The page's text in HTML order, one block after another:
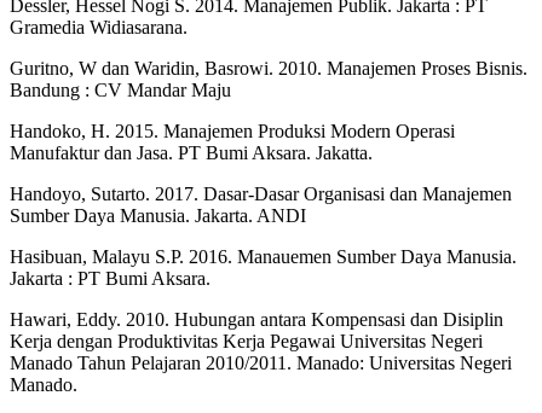
Dessler, Hessel Nogi S. 2014. Manajemen Publik. Jakarta : PT
Gramedia Widiasarana.
Guritno, W dan Waridin, Basrowi. 2010. Manajemen Proses Bisnis.
Bandung : CV Mandar Maju
Handoko, H. 2015. Manajemen Produksi Modern Operasi
Manufaktur dan Jasa. PT Bumi Aksara. Jakatta.
Handoyo, Sutarto. 2017. Dasar-Dasar Organisasi dan Manajemen
Sumber Daya Manusia. Jakarta. ANDI
Hasibuan, Malayu S.P. 2016. Manauemen Sumber Daya Manusia.
Jakarta : PT Bumi Aksara.
Hawari, Eddy. 2010. Hubungan antara Kompensasi dan Disiplin
Kerja dengan Produktivitas Kerja Pegawai Universitas Negeri
Manado Tahun Pelajaran 2010/2011. Manado: Universitas Negeri
Manado.